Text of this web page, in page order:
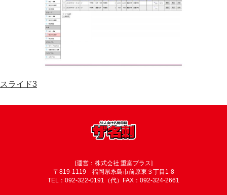
スライド3
[運営：株式会社 重富プラス]
〒819-1119 福岡県糸島市前原東３丁目1-8
TEL：092-322-0191（代）FAX：092-324-2661